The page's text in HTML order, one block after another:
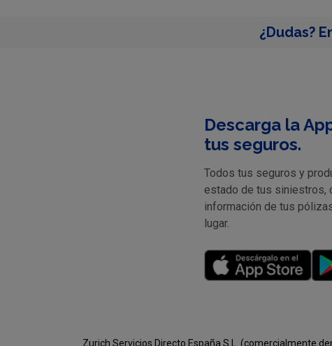
¿Dudas?
Descarga la
tus seguros.
Todos tus seguros y
estado de tus siniestros,
información de tus
lugar.
Zurich Servicios Directo España S.L. (comercialmente